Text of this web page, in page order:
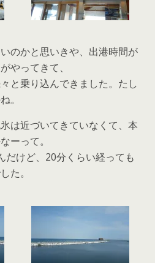
のかと思いきや、出港時間が
やってきて、
と乗り込んできました。たし
。
は近づいてきていなくて、本
ーって。
だけど、20分くらい経っても
た。